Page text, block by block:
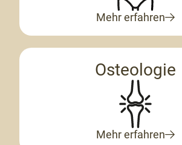
Mehr erfahren
Osteologie
Mehr erfahren